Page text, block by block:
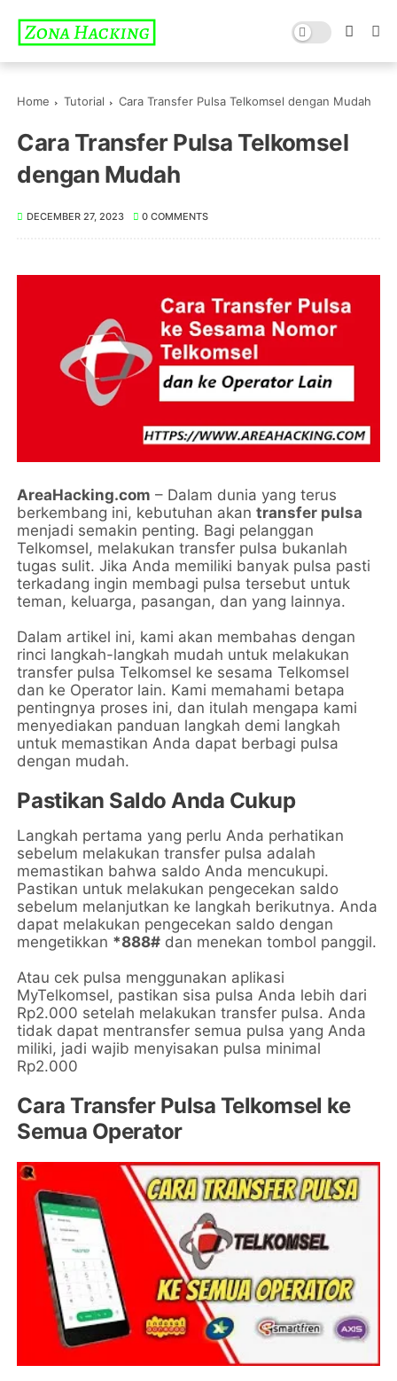
Home Tutorial Cara Transfer Pulsa Telkomsel dengan Mudah
Cara Transfer Pulsa Telkomsel
dengan Mudah
DECEMBER 27, 2023 0 COMMENTS
AreaHacking.com – Dalam dunia yang terus
berkembang ini, kebutuhan akantransfer pulsa
menjadi semakin penting. Bagi pelanggan
Telkomsel, melakukan transfer pulsa bukanlah
tugas sulit. Jika Anda memiliki banyak pulsa pasti
terkadang ingin membagi pulsa tersebut untuk
teman, keluarga, pasangan, dan yang lainnya.
Dalam artikel ini, kami akan membahas dengan
rinci langkah-langkah mudah untuk melakukan
transfer pulsa Telkomsel ke sesama Telkomsel
dan ke Operator lain. Kami memahami betapa
pentingnya proses ini, dan itulah mengapa kami
menyediakan panduan langkah demi langkah
untuk memastikan Anda dapat berbagi pulsa
dengan mudah.
Pastikan Saldo Anda Cukup
Langkah pertama yang perlu Anda perhatikan
sebelum melakukan transfer pulsa adalah
memastikan bahwa saldo Anda mencukupi.
Pastikan untuk melakukan pengecekan saldo
sebelum melanjutkan ke langkah berikutnya. Anda
dapat melakukan pengecekan saldo dengan
mengetikkan *888# dan menekan tombol panggil.
Atau cek pulsa menggunakan aplikasi
MyTelkomsel, pastikan sisa pulsa Anda lebih dari
Rp2.000 setelah melakukan transfer pulsa. Anda
tidak dapat mentransfer semua pulsa yang Anda
miliki, jadi wajib menyisakan pulsa minimal
Rp2.000
Cara Transfer Pulsa Telkomsel ke
Semua Operator